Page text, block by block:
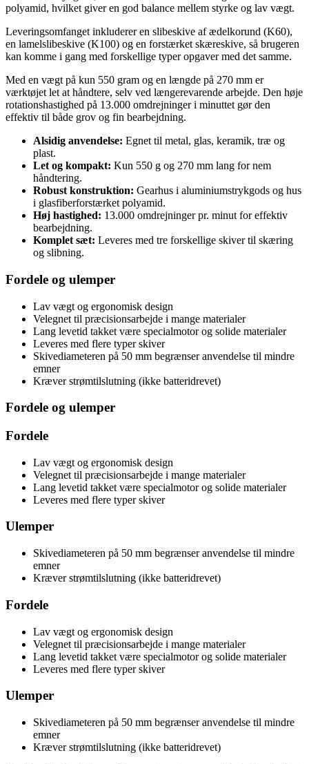
polyamid, hvilket giver en god balance mellem styrke og lav vægt.
Leveringsomfanget inkluderer en slibeskive af ædelkorund (K60),
en lamelslibeskive (K100) og en forstærket skæreskive, så brugeren
kan komme i gang med forskellige typer opgaver med det samme.
Med en vægt på kun 550 gram og en længde på 270 mm er
værktøjet let at håndtere, selv ved længerevarende arbejde. Den høje
rotationshastighed på 13.000 omdrejninger i minuttet gør den
effektiv til både grov og fin bearbejdning.
Alsidig anvendelse: Egnet til metal, glas, keramik, træ og
plast.
Let og kompakt: Kun 550 g og 270 mm lang for nem
håndtering.
Robust konstruktion: Gearhus i aluminiumstrykgods og hus
i glasfiberforstærket polyamid.
Høj hastighed: 13.000 omdrejninger pr. minut for effektiv
bearbejdning.
Komplet sæt: Leveres med tre forskellige skiver til skæring
og slibning.
Fordele og ulemper
Lav vægt og ergonomisk design
Velegnet til præcisionsarbejde i mange materialer
Lang levetid takket være specialmotor og solide materialer
Leveres med flere typer skiver
Skivediameteren på 50 mm begrænser anvendelse til mindre
emner
Kræver strømtilslutning (ikke batteridrevet)
Fordele og ulemper
Fordele
Lav vægt og ergonomisk design
Velegnet til præcisionsarbejde i mange materialer
Lang levetid takket være specialmotor og solide materialer
Leveres med flere typer skiver
Ulemper
Skivediameteren på 50 mm begrænser anvendelse til mindre
emner
Kræver strømtilslutning (ikke batteridrevet)
Fordele
Lav vægt og ergonomisk design
Velegnet til præcisionsarbejde i mange materialer
Lang levetid takket være specialmotor og solide materialer
Leveres med flere typer skiver
Ulemper
Skivediameteren på 50 mm begrænser anvendelse til mindre
emner
Kræver strømtilslutning (ikke batteridrevet)